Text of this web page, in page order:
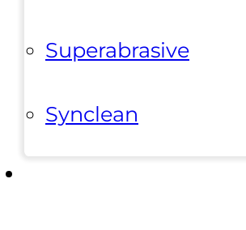
Superabrasive
Synclean